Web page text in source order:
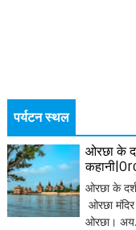
पर्यटन स्थल
ओरछा के
ओरछा के
ओरछा
ओरछा।